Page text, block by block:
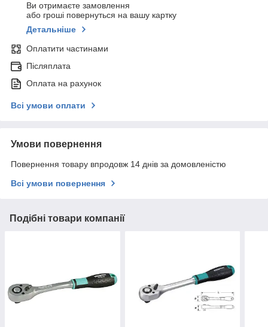
Ви отримаєте замовлення
або гроші повернуться на вашу картку
Детальніше
Оплатити частинами
Післяплата
Оплата на рахунок
Всі умови оплати
Умови повернення
Повернення товару впродовж 14 днів за домовленістю
Всі умови повернення
Подібні товари компанії